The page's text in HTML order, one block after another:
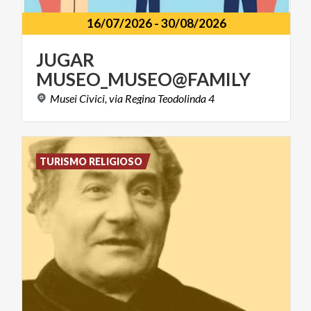
16/07/2026-30/08/2026
JUGAR
MUSEO_MUSEO@FAMILY
MuseiCivici,via Regina Teodolinda4
TURISMO RELIGIOSO